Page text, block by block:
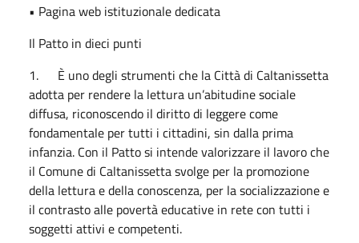
• Pagina web istituzionale dedicata
Il Patto in dieci punti
1. È uno degli strumenti che la Città di Caltanissetta
adotta per rendere la lettura un’abitudine sociale
diffusa, riconoscendo il diritto di leggere come
fondamentale per tutti i cittadini, sin dalla prima
infanzia. Con il Patto si intende valorizzare il lavoro che
il Comune di Caltanissetta svolge per la promozione
della lettura e della conoscenza, per la socializzazione e
il contrasto alle povertà educative in rete con tutti i
soggetti attivi e competenti.